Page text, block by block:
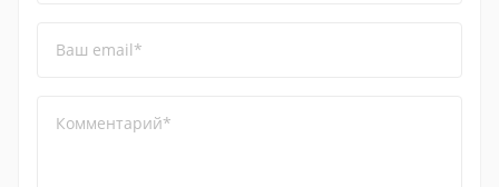
Ваш email*
Комментарий*